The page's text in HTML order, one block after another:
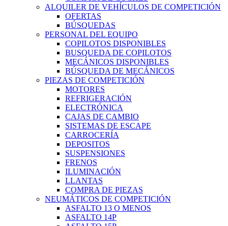
ALQUILER DE VEHÍCULOS DE COMPETICIÓN
OFERTAS
BÚSQUEDAS
PERSONAL DEL EQUIPO
COPILOTOS DISPONIBLES
BUSQUEDA DE COPILOTOS
MECÁNICOS DISPONIBLES
BÚSQUEDA DE MECÁNICOS
PIEZAS DE COMPETICIÓN
MOTORES
REFRIGERACIÓN
ELECTRÓNICA
CAJAS DE CAMBIO
SISTEMAS DE ESCAPE
CARROCERÍA
DEPOSITOS
SUSPENSIONES
FRENOS
ILUMINACIÓN
LLANTAS
COMPRA DE PIEZAS
NEUMÁTICOS DE COMPETICIÓN
ASFALTO 13 O MENOS
ASFALTO 14P